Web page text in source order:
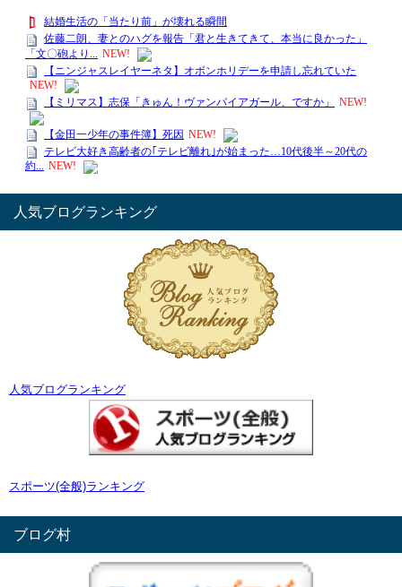
人気ブログランキング
人気ブログランキング
スポーツ(全般)ランキング
ブログ村